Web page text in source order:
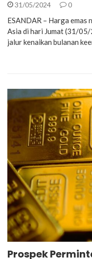
31/05/2024 0
ESANDAR – Harga emas
Asia di hari Jumat (31/
jalur kenaikan bulanan
Prospek